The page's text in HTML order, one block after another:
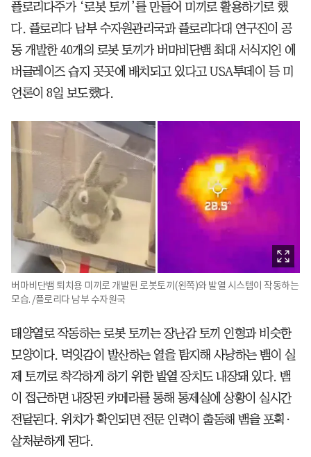
플로리다주가 ‘로봇 토끼’를 만들어 미끼로 활용하기로 했
다. 플로리다 남부 수자원관리국과 플로리다대 연구진이 공
동 개발한 40개의 로봇 토끼가 버마비단뱀 최대 서식지인 에
버글레이즈 습지 곳곳에 배치되고 있다고 USA투데이 등 미
언론이 8일 보도했다.
버마비단뱀 퇴치용 미끼로 개발된 로봇토끼(왼쪽)와 발열 시스템이 작동하는
모습. /플로리다 남부 수자원국
태양열로 작동하는 로봇 토끼는 장난감 토끼 인형과 비슷한
모양이다. 먹잇감이 발산하는 열을 탐지해 사냥하는 뱀이 실
제 토끼로 착각하게 하기 위한 발열 장치도 내장돼 있다. 뱀
이 접근하면 내장된 카메라를 통해 통제실에 상황이 실시간
전달된다. 위치가 확인되면 전문 인력이 출동해 뱀을 포획·
살처분하게 된다.